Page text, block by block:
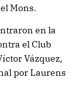
Mons.
en la
el Club
Vázquez,
por Laurens